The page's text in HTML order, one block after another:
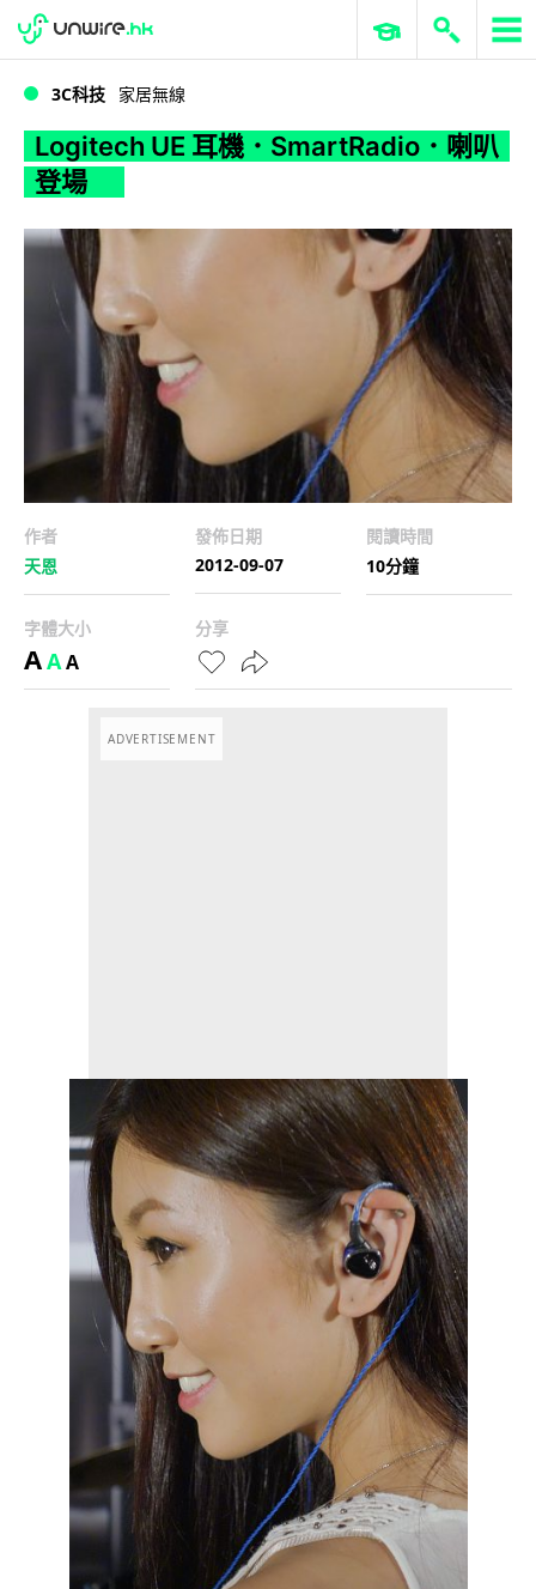
WWDC 2026 ERP 與商業 AI
3C科技 家居無線
Logitech UE 耳機．SmartRadio．喇叭
登場
作者
天恩
發佈日期
2012-09-07
閱讀時間
10分鐘
字體大小
AAA
分享
ADVERTISEMENT